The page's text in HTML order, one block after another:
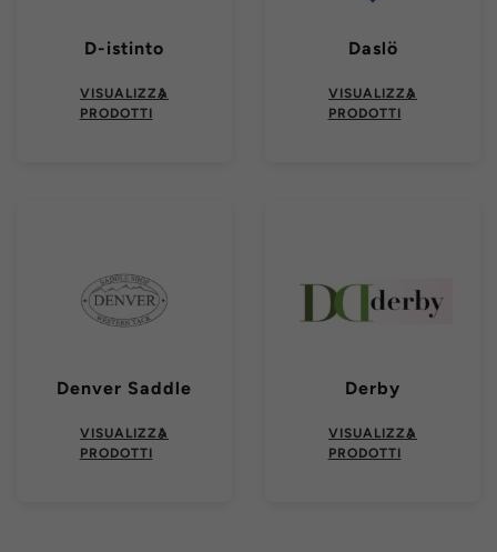
D-istinto
VISUALIZZA
PRODOTTI
Daslö
VISUALIZZA
PRODOTTI
Denver Saddle
VISUALIZZA
PRODOTTI
Derby
VISUALIZZA
PRODOTTI